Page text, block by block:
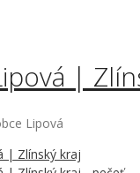
|
Lipová